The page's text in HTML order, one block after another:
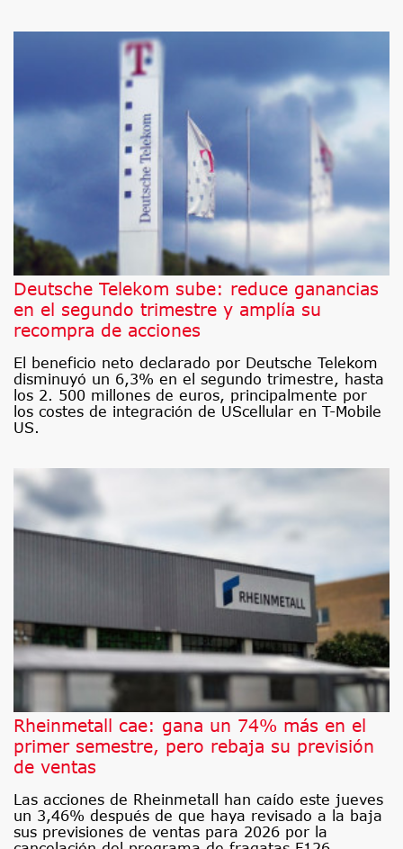
Deutsche Telekom sube: reduce ganancias
en el segundo trimestre y amplía su
recompra de acciones
El beneficio neto declarado por Deutsche Telekom
disminuyó un 6,3% en el segundo trimestre, hasta
los 2. 500 millones de euros, principalmente por
los costes de integración de UScellular en T-Mobile
US.
Rheinmetall cae: gana un 74% más en el
primer semestre, pero rebaja su previsión
de ventas
Las acciones de Rheinmetall han caído este jueves
un 3,46% después de que haya revisado a la baja
sus previsiones de ventas para 2026 por la